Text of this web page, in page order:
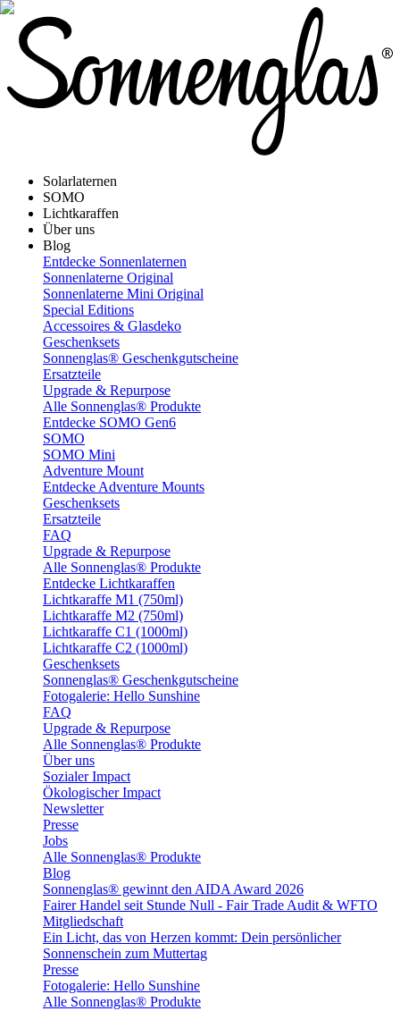
Solarlaternen
SOMO
Lichtkaraffen
Über uns
Blog
Entdecke Sonnenlaternen
Sonnenlaterne Original
Sonnenlaterne Mini Original
Special Editions
Accessoires & Glasdeko
Geschenksets
Sonnenglas® Geschenkgutscheine
Ersatzteile
Upgrade & Repurpose
Alle Sonnenglas® Produkte
Entdecke SOMO Gen6
SOMO
SOMO Mini
Adventure Mount
Entdecke Adventure Mounts
Geschenksets
Ersatzteile
FAQ
Upgrade & Repurpose
Alle Sonnenglas® Produkte
Entdecke Lichtkaraffen
Lichtkaraffe M1 (750ml)
Lichtkaraffe M2 (750ml)
Lichtkaraffe C1 (1000ml)
Lichtkaraffe C2 (1000ml)
Geschenksets
Sonnenglas® Geschenkgutscheine
Fotogalerie: Hello Sunshine
FAQ
Upgrade & Repurpose
Alle Sonnenglas® Produkte
Über uns
Sozialer Impact
Ökologischer Impact
Newsletter
Presse
Jobs
Alle Sonnenglas® Produkte
Blog
Sonnenglas® gewinnt den AIDA Award 2026
Fairer Handel seit Stunde Null - Fair Trade Audit & WFTO
Mitgliedschaft
Ein Licht, das von Herzen kommt: Dein persönlicher
Sonnenschein zum Muttertag
Presse
Fotogalerie: Hello Sunshine
Alle Sonnenglas® Produkte